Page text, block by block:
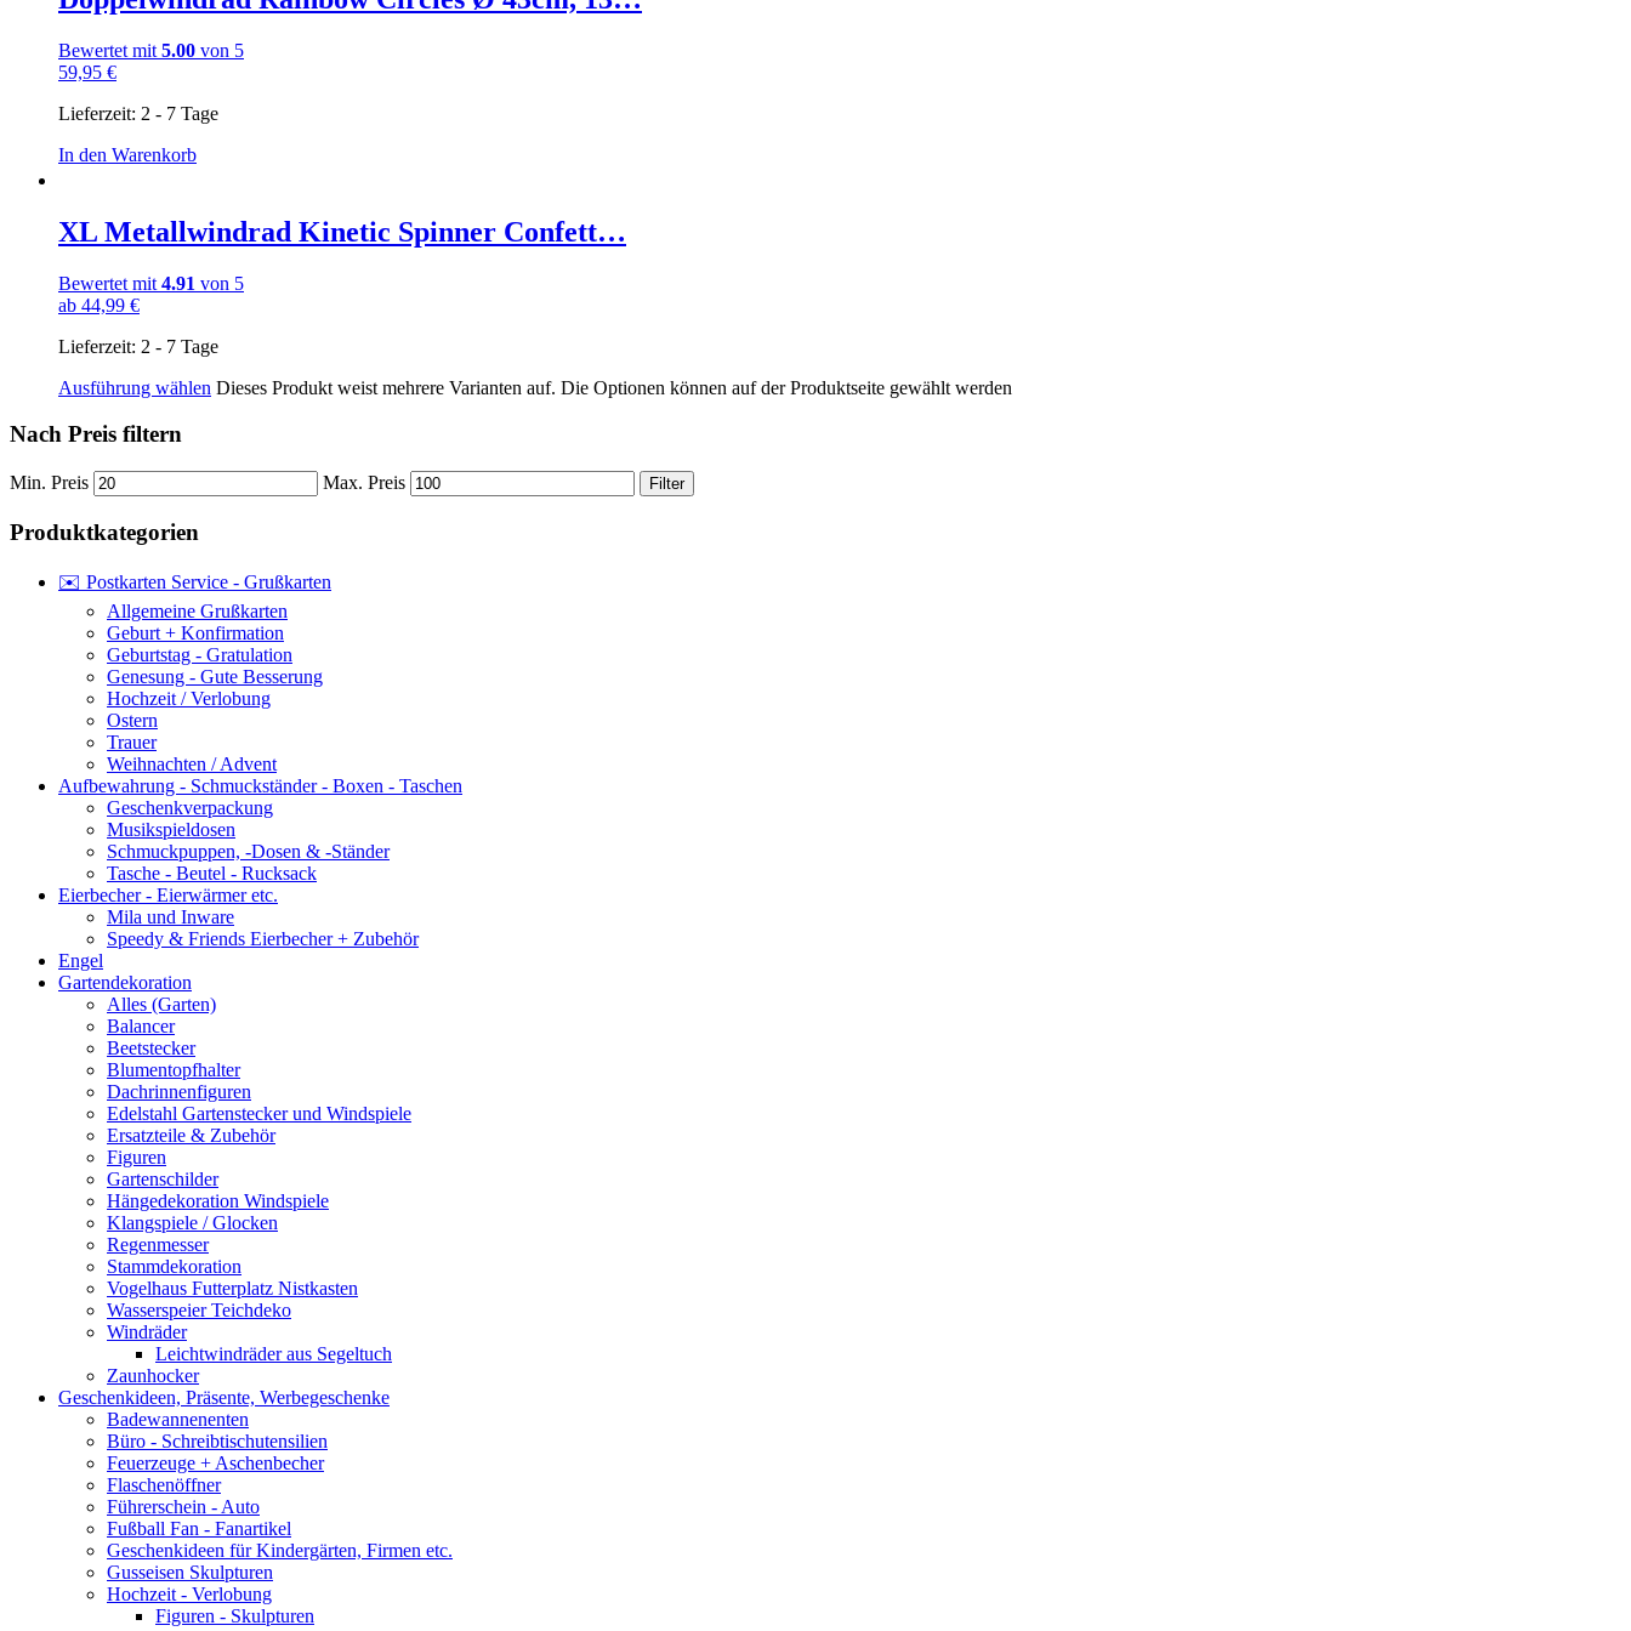
Bewertet mit 5.00 von 5
59,95 €
Lieferzeit: 2 - 7 Tage
In den Warenkorb
XL Metallwindrad Kinetic Spinner Confett…
Bewertet mit 4.91 von 5
ab 44,99 €
Lieferzeit: 2 - 7 Tage
Ausführung wählen Dieses Produkt weist mehrere Varianten auf. Die Optionen können auf der Produktseite gewählt werden
Nach Preis filtern
Min. Preis Max. Preis Filter
Produktkategorien
✉️ Postkarten Service - Grußkarten
Allgemeine Grußkarten
Geburt + Konfirmation
Geburtstag - Gratulation
Genesung - Gute Besserung
Hochzeit / Verlobung
Ostern
Trauer
Weihnachten / Advent
Aufbewahrung - Schmuckständer - Boxen - Taschen
Geschenkverpackung
Musikspieldosen
Schmuckpuppen, -Dosen & -Ständer
Tasche - Beutel - Rucksack
Eierbecher - Eierwärmer etc.
Mila und Inware
Speedy & Friends Eierbecher + Zubehör
Engel
Gartendekoration
Alles (Garten)
Balancer
Beetstecker
Blumentopfhalter
Dachrinnenfiguren
Edelstahl Gartenstecker und Windspiele
Ersatzteile & Zubehör
Figuren
Gartenschilder
Hängedekoration Windspiele
Klangspiele / Glocken
Regenmesser
Stammdekoration
Vogelhaus Futterplatz Nistkasten
Wasserspeier Teichdeko
Windräder
Leichtwindräder aus Segeltuch
Zaunhocker
Geschenkideen, Präsente, Werbegeschenke
Badewannenenten
Büro - Schreibtischutensilien
Feuerzeuge + Aschenbecher
Flaschenöffner
Führerschein - Auto
Fußball Fan - Fanartikel
Geschenkideen für Kindergärten, Firmen etc.
Gusseisen Skulpturen
Hochzeit - Verlobung
Figuren - Skulpturen